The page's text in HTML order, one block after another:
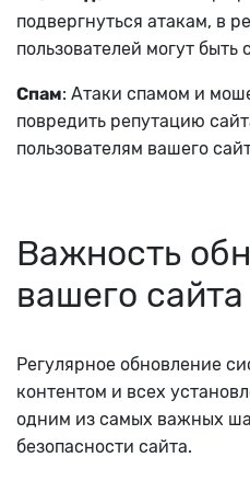
подвергнуться атакам, в
пользователей могут
Спам: Атаки спамом и
повредить репутацию
пользователям вашего
Важность
вашего сайта
Регулярное обновление
контентом и всех
одним из самых важных
безопасности сайта.